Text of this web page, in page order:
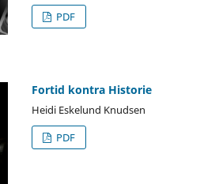
PDF
Fortid kontra Historie
Heidi Eskelund Knudsen
PDF